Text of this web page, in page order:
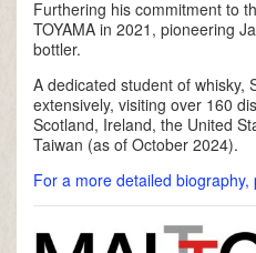
Furthering his commitment to
TOYAMA in 2021, pioneering
bottler.
A dedicated student of whisky,
extensively, visiting over 160
Scotland, Ireland, the United
Taiwan (as of October 2024).
For a more detailed biography,